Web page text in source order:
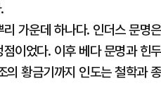
리 가운데 하나다. 인더스 문
이었다. 이후 베다 문명과 힌
황금기까지 인도는 철학과